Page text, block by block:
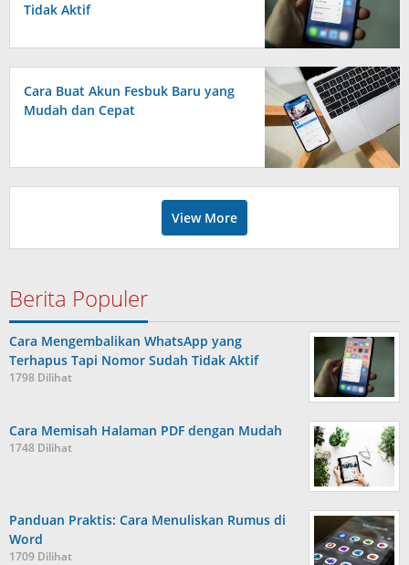
Tidak Aktif
Cara Buat Akun Fesbuk Baru yang
Mudah dan Cepat
View More
Berita Populer
Cara Mengembalikan WhatsApp yang
Terhapus Tapi Nomor Sudah Tidak Aktif
1798 Dilihat
Cara Memisah Halaman PDF dengan Mudah
1748 Dilihat
Panduan Praktis: Cara Menuliskan Rumus di
Word
1709 Dilihat